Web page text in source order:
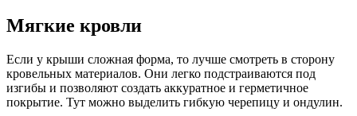
Мягкие кровли
Если у крыши сложная форма, то лучше смотреть в сторону
кровельных материалов. Они легко подстраиваются под
изгибы и позволяют создать аккуратное и герметичное
покрытие. Тут можно выделить гибкую черепицу и ондулин.